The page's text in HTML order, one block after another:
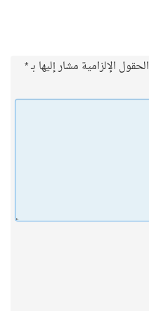
الحقول الإلزامية مشار إليها بـ*